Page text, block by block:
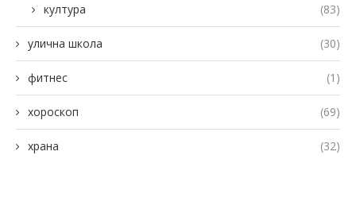
култура (83)
улична школа (30)
фитнес (1)
хороскоп (69)
храна (32)